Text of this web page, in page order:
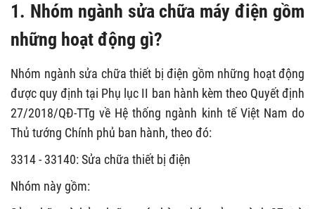
1. Nhóm ngành sửa chữa máy điện gồm
những hoạt động gì?
Nhóm ngành sửa chữa thiết bị điện gồm những hoạt động
được quy định tại Phụ lục II ban hành kèm theo Quyết định
27/2018/QĐ-TTg về Hệ thống ngành kinh tế Việt Nam do
Thủ tướng Chính phủ ban hành, theo đó:
3314 - 33140: Sửa chữa thiết bị điện
Nhóm này gồm: